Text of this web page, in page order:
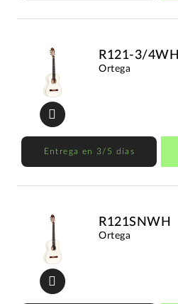
R121-3/4WH
Ortega
Entrega en 3/5 días
R121SNWH
Ortega